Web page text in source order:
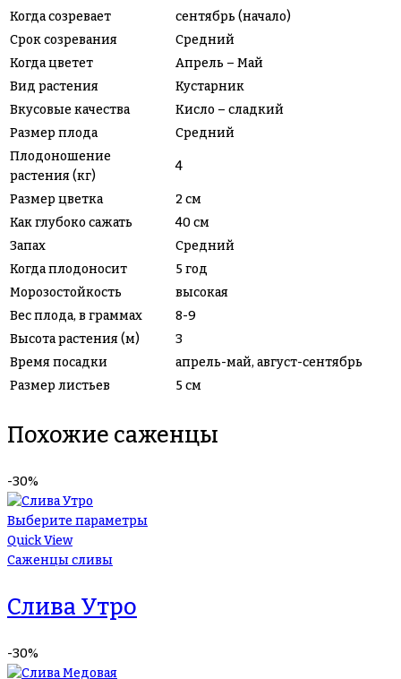
Когда созревает
сентябрь (начало)
Срок созревания
Средний
Когда цветет
Апрель – Май
Вид растения
Кустарник
Вкусовые качества
Кисло – сладкий
Размер плода
Средний
Плодоношение
растения (кг)
4
Размер цветка
2 см
Как глубоко сажать
40 см
Запах
Средний
Когда плодоносит
5 год
Морозостойкость
высокая
Вес плода, в граммах
8-9
Высота растения (м)
3
Время посадки
апрель-май, август-сентябрь
Размер листьев
5 см
Похожие саженцы
-30%
Выберите параметры
Quick View
Саженцы сливы
Слива Утро
-30%